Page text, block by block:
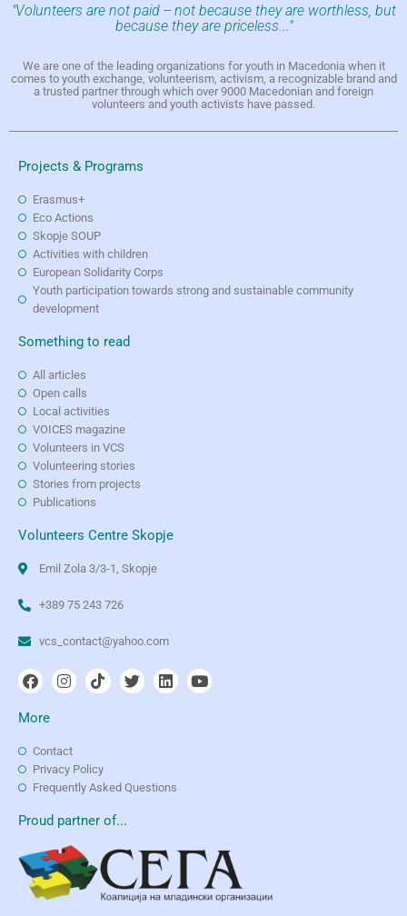
"Volunteers are not paid -- not because they are worthless, but
because they are priceless..."
We are one of the leading organizations for youth in Macedonia when it
comes to youth exchange, volunteerism, activism, a recognizable brand and
a trusted partner through which over 9000 Macedonian and foreign
volunteers and youth activists have passed.
Projects & Programs
Erasmus+
Eco Actions
Skopje SOUP
Activities with children
European Solidarity Corps
Youth participation towards strong and sustainable community
development
Something to read
All articles
Open calls
Local activities
VOICES magazine
Volunteers in VCS
Volunteering stories
Stories from projects
Publications
Volunteers Centre Skopje
Emil Zola 3/3-1, Skopje
+389 75 243 726
vcs_contact@yahoo.com
More
Contact
Privacy Policy
Frequently Asked Questions
Proud partner of...